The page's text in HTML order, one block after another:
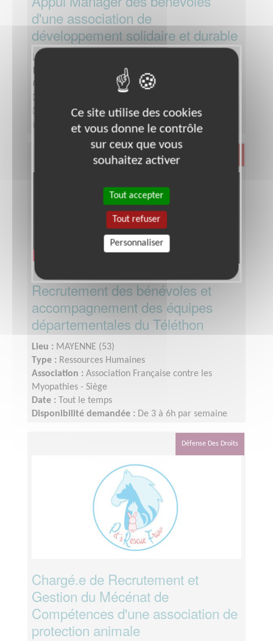
d'une association de
développement solidaire et durable
Lieu :
Ressources Humaines
Association :
Développement solidaire et durable
Date :
Disponibilité demandée :quelques heures par
semaine
Recrutement des bénévoles et
accompagnement des équipes
départementales du Téléthon
Lieu : MAYENNE (53)
Type : Ressources Humaines
Association : Association Française contre les
Myopathies - Siège
Date :
Tout le temps
Disponibilité demandée : De 3 à 6h par semaine
Défense Des Droits
Chargé.e de Recrutement et
Gestion du Mécénat de
Compétences d'une association de
protection animale
Ce site utilise des cookies
et vous donne le contrôle
sur ceux que vous
souhaitez activer
Tout accepter
Tout refuser
Personnaliser